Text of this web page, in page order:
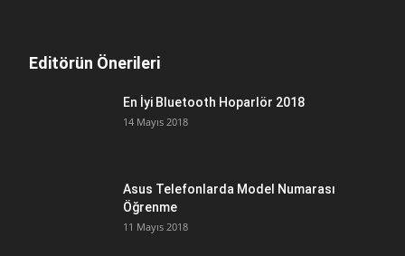
Editörün Önerileri
En İyi Bluetooth Hoparlör 2018
14 Mayıs 2018
Asus Telefonlarda Model Numarası
Öğrenme
11 Mayıs 2018